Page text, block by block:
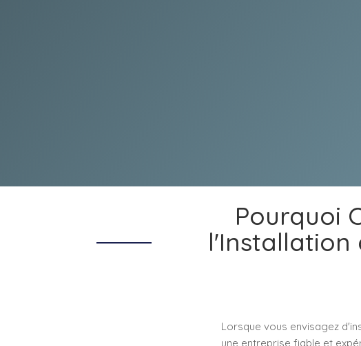
Pourquoi
l'Installation
Lorsque vous envisagez
une entreprise fiable et